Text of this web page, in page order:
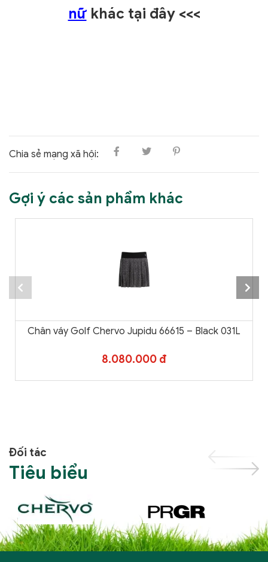
nữkhác tại đây <<<
Chia sẻ mạng xã hội:
Gợi ý các sản phẩm khác
Chân váy Golf Chervo Jupidu 66615 – Black 031L
8.080.000 đ
Đối tác
Tiêu biểu